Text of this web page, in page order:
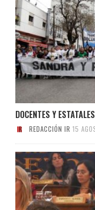
DOCENTES Y
REDACCIÓN IR 15